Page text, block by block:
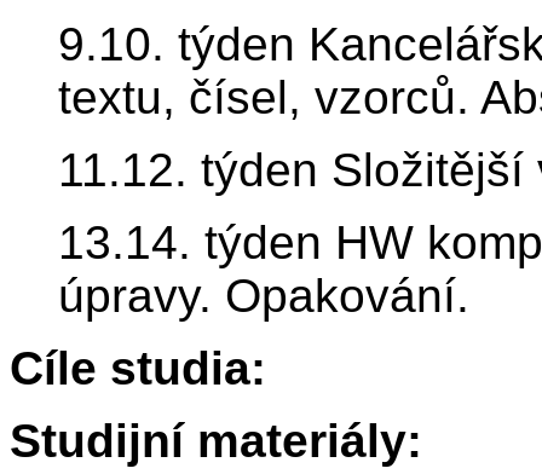
9.10. týden
textu, čísel, vzorců.
11.12. týden
13.14. týden HW
úpravy. Opakování.
Cíle studia:
Studijní materiály: